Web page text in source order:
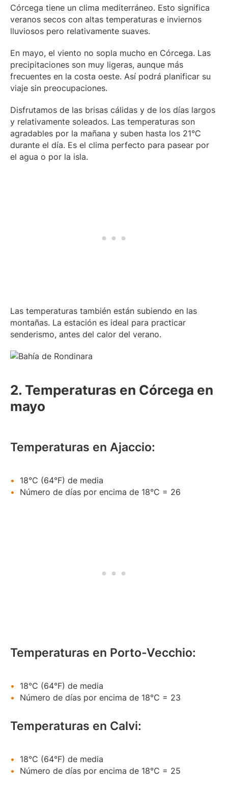
Córcega tiene un clima mediterráneo. Esto significa
veranos secos con altas temperaturas e inviernos
lluviosos pero relativamente suaves.
En mayo, el viento no sopla mucho en Córcega. Las
precipitaciones son muy ligeras, aunque más
frecuentes en la costa oeste. Así podrá planificar su
viaje sin preocupaciones.
Disfrutamos de las brisas cálidas y de los días largos
y relativamente soleados. Las temperaturas son
agradables por la mañana y suben hasta los 21°C
durante el día. Es el clima perfecto para pasear por
el agua o por la isla.
Las temperaturas también están subiendo en las
montañas. La estación es ideal para practicar
senderismo, antes del calor del verano.
2. Temperaturas en Córcega en
mayo
Temperaturas en Ajaccio:
18°C (64°F) de media
Número de días por encima de 18°C = 26
Temperaturas en Porto-Vecchio:
18°C (64°F) de media
Número de días por encima de 18°C = 23
Temperaturas en Calvi:
18°C (64°F) de media
Número de días por encima de 18°C = 25